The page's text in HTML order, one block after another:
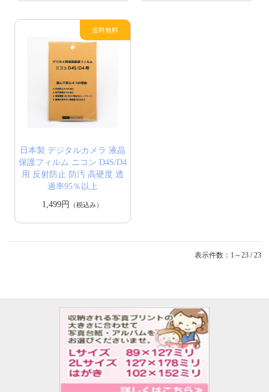
日本製 デジタルカメラ 液晶
保護フィルム ニコン D4S/D4
用 反射防止 防汚 高硬度 透
過率95％以上
1,499円
（税込み）
表示件数：1～23 / 23